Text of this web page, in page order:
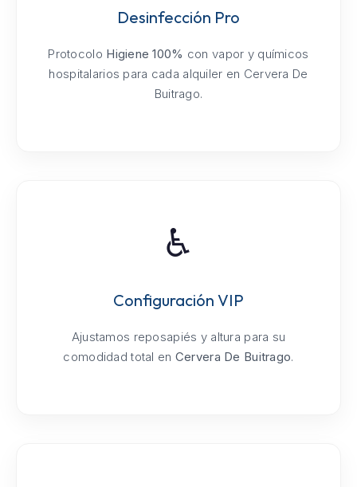
Desinfección Pro
Protocolo Higiene 100% con vapor y químicos
hospitalarios para cada alquiler en Cervera De
Buitrago.
♿
Configuración VIP
Ajustamos reposapiés y altura para su
comodidad total en Cervera De Buitrago.